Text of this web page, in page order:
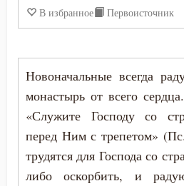
В избранное Первоисточник
Новоначальные всегда
монастырь от всего
«Служите Господу со
перед Ним с трепетом»
трудятся для Господа со
либо оскорбить, и